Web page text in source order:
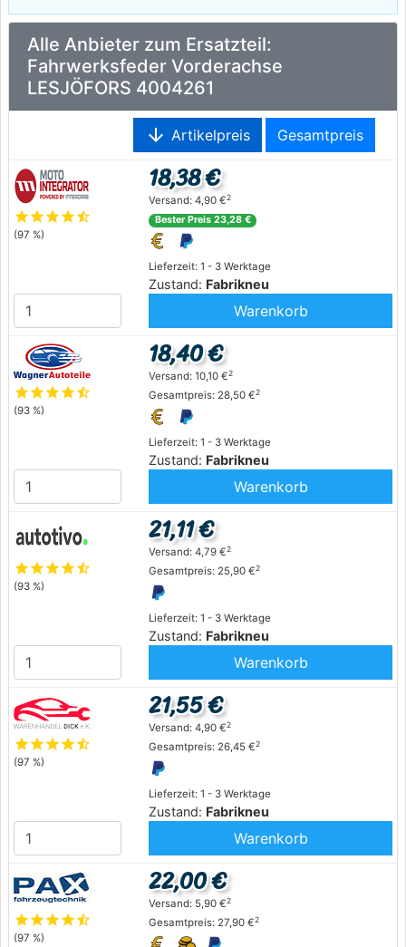
Alle Anbieter zum Ersatzteil:
Fahrwerksfeder Vorderachse
LESJÖFORS 4004261
arrow_downward Artikelpreis Gesamtpreis
starstarstarstarstar_half
(97 %)
Lieferzeit: 1 - 3 Werktage
Zustand: Fabrikneu
18,38 €
Versand: 4,90 €2
Bester Preis 23,28 €
Warenkorb
starstarstarstarstar_half
(93 %)
Lieferzeit: 1 - 3 Werktage
Zustand: Fabrikneu
18,40 €
Versand: 10,10 €2
Gesamtpreis: 28,50 €2
Warenkorb
starstarstarstarstar_half
(93 %)
Lieferzeit: 1 - 3 Werktage
Zustand: Fabrikneu
21,11 €
Versand: 4,79 €2
Gesamtpreis: 25,90 €2
Warenkorb
starstarstarstarstar_half
(97 %)
Lieferzeit: 1 - 3 Werktage
Zustand: Fabrikneu
21,55 €
Versand: 4,90 €2
Gesamtpreis: 26,45 €2
Warenkorb
starstarstarstarstar_half
(97 %)
22,00 €
Versand: 5,90 €2
Gesamtpreis: 27,90 €2